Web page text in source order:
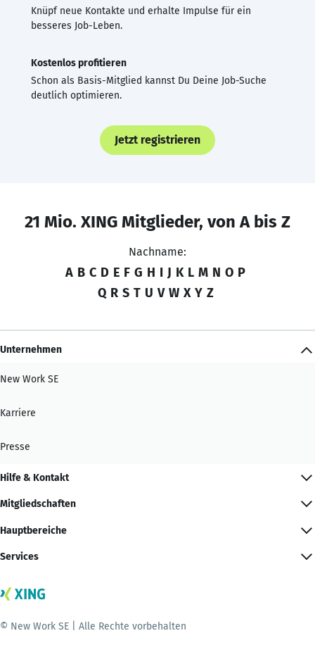
Knüpf neue Kontakte und erhalte Impulse für ein
besseres Job-Leben.
Kostenlos profitieren
Schon als Basis-Mitglied kannst Du Deine Job-Suche
deutlich optimieren.
Jetzt registrieren
21 Mio. XING Mitglieder, von A bis Z
Nachname:
A B C D E F G H I J K L M N O P
Q R S T U V W X Y Z
Unternehmen
New Work SE
Karriere
Presse
Hilfe & Kontakt
Mitgliedschaften
Hauptbereiche
Services
© New Work SE | Alle Rechte vorbehalten